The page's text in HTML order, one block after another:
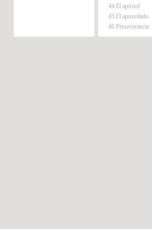
44 El apóstol
45 El apostolado
46 Perseverancia